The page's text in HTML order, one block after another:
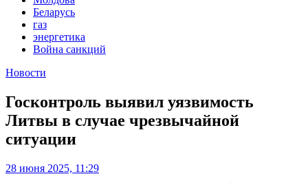
Беларусь
газ
энергетика
Война санкций
Новости
Госконтроль выявил уязвимость
Литвы в случае чрезвычайной
ситуации
28 июня 2025, 11:29